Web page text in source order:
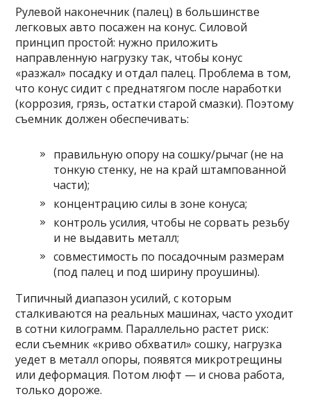
Рулевой наконечник (палец) в большинстве
легковых авто посажен на конус. Силовой
принцип простой: нужно приложить
направленную нагрузку так, чтобы конус
«разжал» посадку и отдал палец. Проблема в том,
что конус сидит с преднатягом после наработки
(коррозия, грязь, остатки старой смазки). Поэтому
съемник должен обеспечивать:
правильную опору на сошку/рычаг (не на
тонкую стенку, не на край штампованной
части);
концентрацию силы в зоне конуса;
контроль усилия, чтобы не сорвать резьбу
и не выдавить металл;
совместимость по посадочным размерам
(под палец и под ширину проушины).
Типичный диапазон усилий, с которым
сталкиваются на реальных машинах, часто уходит
в сотни килограмм. Параллельно растет риск:
если съемник «криво обхватил» сошку, нагрузка
уедет в металл опоры, появятся микротрещины
или деформация. Потом люфт — и снова работа,
только дороже.